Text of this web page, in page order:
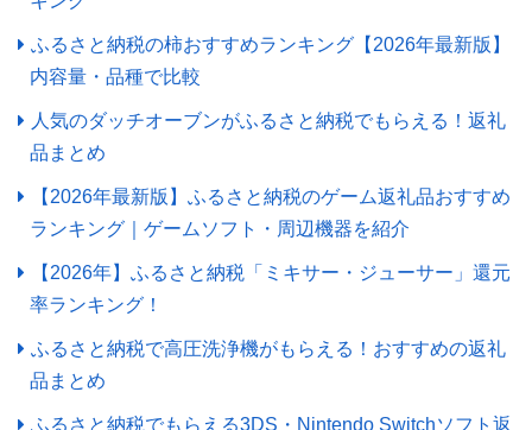
ふるさと納税の柿おすすめランキング【2026年最新版】
内容量・品種で比較
人気のダッチオーブンがふるさと納税でもらえる！返礼
品まとめ
【2026年最新版】ふるさと納税のゲーム返礼品おすすめ
ランキング｜ゲームソフト・周辺機器を紹介
【2026年】ふるさと納税「ミキサー・ジューサー」還元
率ランキング！
ふるさと納税で高圧洗浄機がもらえる！おすすめの返礼
品まとめ
ふるさと納税でもらえる3DS・Nintendo Switchソフト返